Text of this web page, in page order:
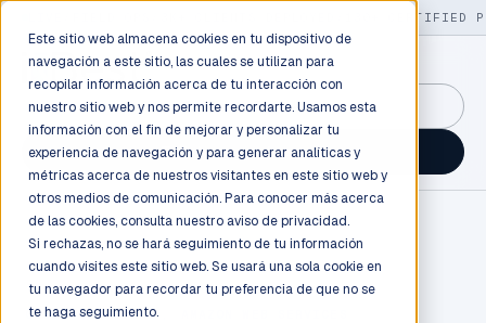
Este sitio web almacena cookies en tu dispositivo de
navegación a este sitio, las cuales se utilizan para
recopilar información acerca de tu interacción con
nuestro sitio web y nos permite recordarte. Usamos esta
información con el fin de mejorar y personalizar tu
experiencia de navegación y para generar analíticas y
métricas acerca de nuestros visitantes en este sitio web y
otros medios de comunicación. Para conocer más acerca
de las cookies, consulta nuestro aviso de privacidad.
Si rechazas, no se hará seguimiento de tu información
cuando visites este sitio web. Se usará una sola cookie en
tu navegador para recordar tu preferencia de que no se
te haga seguimiento.
130+ CERTIFIED
GuidancePlex →
Talk to an engineer →
CLOUD COMPUTING